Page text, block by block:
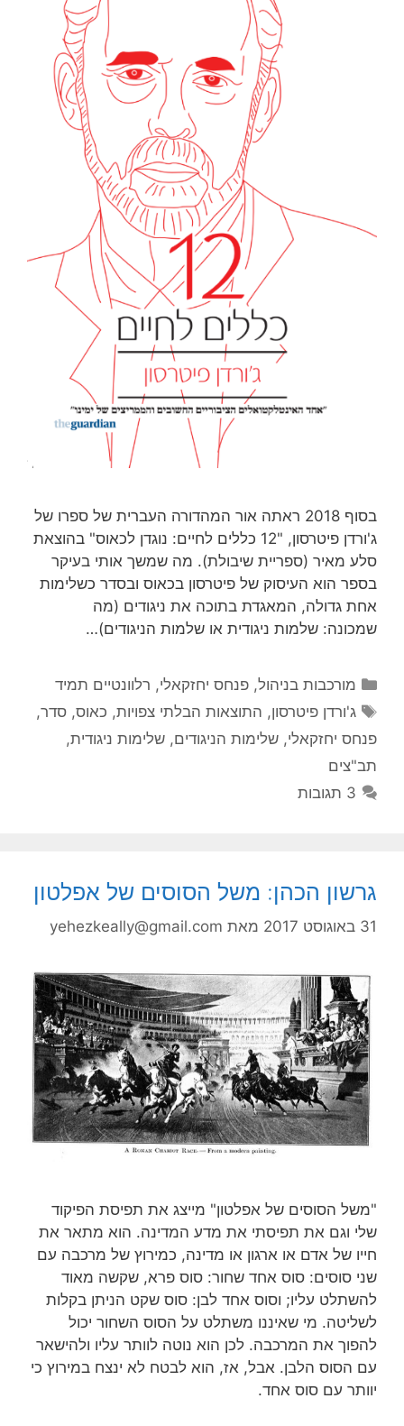
בסוף 2018 ראתה אור המהדורה העברית של ספרו של
ג'ורדן פיטרסון, "12 כללים לחיים: נוגדן לכאוס" בהוצאת
סלע מאיר (ספריית שיבולת). מה שמשך אותי בעיקר
בספר הוא העיסוק של פיטרסון בכאוס ובסדר כשלימות
אחת גדולה, המאגדת בתוכה את ניגודים (מה
שמכונה: שלמות ניגודית או שלמות הניגודים)…
קטגוריות
מורכבות בניהול,פנחס יחזקאלי, רלוונטיים תמיד
תגיות
ג'ורדן פיטרסון, התוצאות הבלתי צפויות, כאוס,סדר,
פנחס יחזקאלי, שלימות הניגודים, שלימות ניגודית,
תב"צים
3 תגובות
גרשון הכהן: משל הסוסים של אפלטון
31 באוגוסט 2017 מאת yehezkeally@gmail.com
"משל הסוסים של אפלטון" מייצג את תפיסת הפיקוד
שלי וגם את תפיסתי את מדע המדינה. הוא מתאר את
חייו של אדם או ארגון או מדינה, כמירוץ של מרכבה עם
שני סוסים: סוס אחד שחור: סוס פרא, שקשה מאוד
להשתלט עליו; וסוס אחד לבן: סוס שקט הניתן בקלות
לשליטה. מי שאיננו משתלט על הסוס השחור יכול
להפוך את המרכבה. לכן הוא נוטה לוותר עליו ולהישאר
עם הסוס הלבן. אבל, אז, הוא לבטח לא ינצח במירוץ כי
יוותר עם סוס אחד.